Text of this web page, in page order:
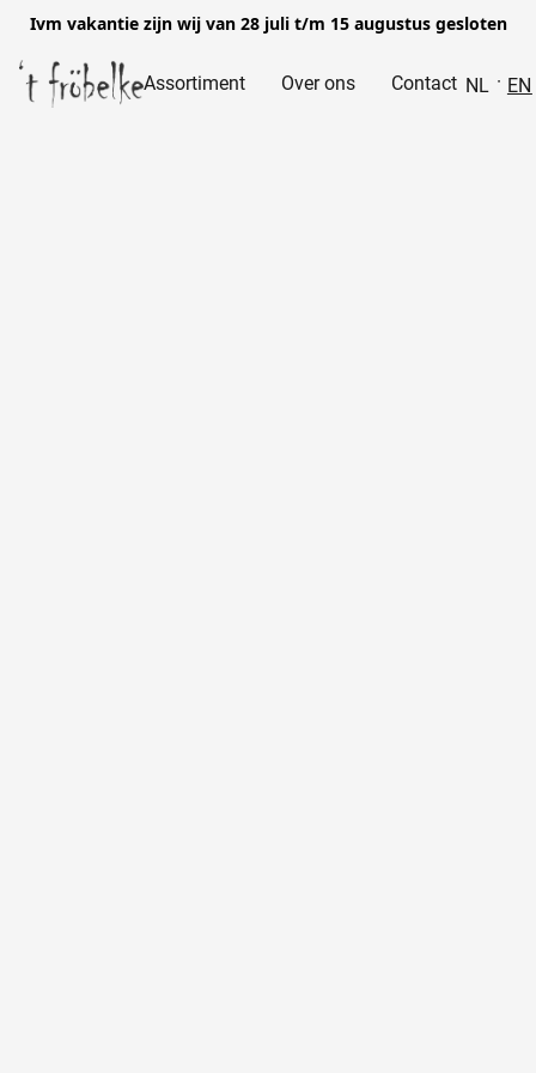
Ivm vakantie zijn wij van 28 juli t/m 15 augustus gesloten
Assortiment Over ons Contact NL EN